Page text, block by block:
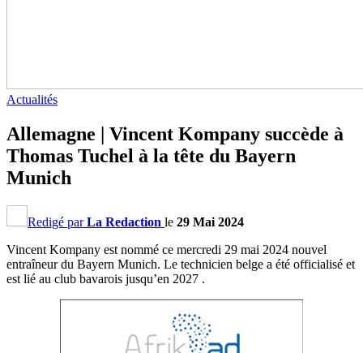
Actualités
Allemagne | Vincent Kompany succède à
Thomas Tuchel à la tête du Bayern
Munich
Redigé parLa Redaction le 29 Mai 2024
Vincent Kompany est nommé ce mercredi 29 mai 2024 nouvel
entraîneur du Bayern Munich. Le technicien belge a été officialisé et
est lié au club bavarois jusqu’en 2027 .